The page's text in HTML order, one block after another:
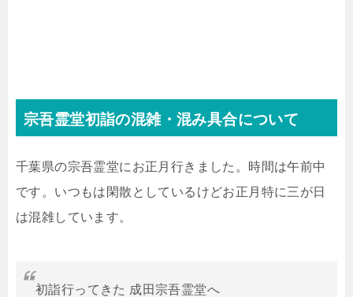
宗吾霊堂初詣の混雑・混み具合について
千葉県の宗吾霊堂にお正月行きました。時間は午前中
です。いつもは閑散としているけどお正月特に三が日
は混雑しています。
初詣行ってきた 成田宗吾霊堂へ